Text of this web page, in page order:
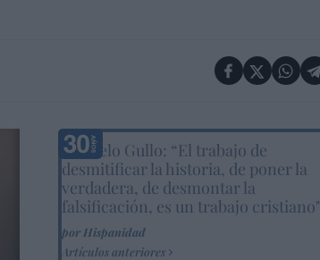
Marcelo Gullo: “El trabajo de
desmitificar la historia, de poner la
verdadera, de desmontar la
falsificación, es un trabajo cristiano"
por Hispanidad
Artículos anteriores